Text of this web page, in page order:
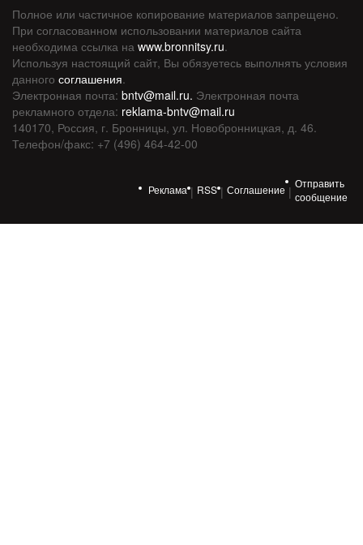
Полное или частичное копирование материалов запрещено.
При согласованном использовании материалов сайта
необходима ссылка на www.bronnitsy.ru.
Используя настоящий сайт, Вы обязуетесь выполнять условия
данного соглашения.
Электронная почта: bntv@mail.ru. Электронная почта
рекламного отдела: reklama-bntv@mail.ru
140170, Россия, г. Бронницы, ул. Новобронницкая, д. 46.
Телефон/факс: +7 (496) 464-42-00
Реклама | RSS | Соглашение |
Отправить
сообщение